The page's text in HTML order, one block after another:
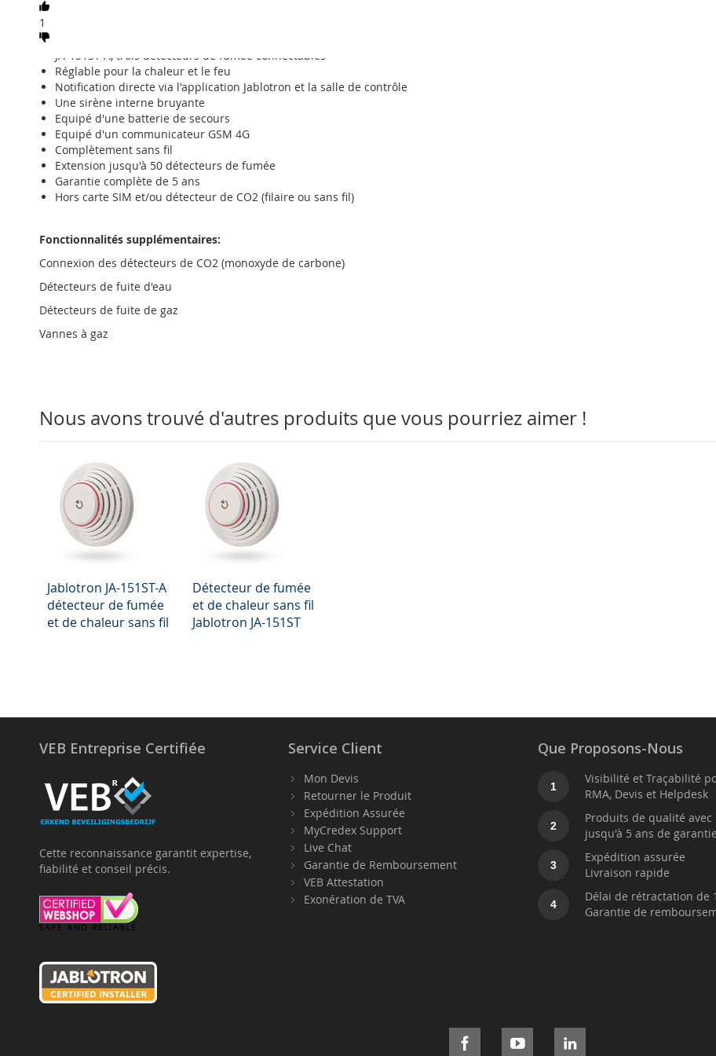
Principales caractéristiques
JA-151ST-A, trois détecteurs de fumée connectables
Réglable pour la chaleur et le feu
Notification directe via l'application Jablotron et la salle de contrôle
Une sirène interne bruyante
Equipé d'une batterie de secours
Equipé d'un communicateur GSM 4G
Complètement sans fil
Extension jusqu'à 50 détecteurs de fumée
Garantie complète de 5 ans
Hors carte SIM et/ou détecteur de CO2 (filaire ou sans fil)
Fonctionnalités supplémentaires:
Connexion des détecteurs de CO2 (monoxyde de carbone)
Détecteurs de fuite d'eau
Détecteurs de fuite de gaz
Vannes à gaz
1
Nous avons trouvé d'autres produits que vous pourriez aimer !
Jablotron JA-151ST-A
détecteur de fumée
et de chaleur sans fil
Détecteur de fumée
et de chaleur sans fil
Jablotron JA-151ST
VEB Entreprise Certifiée
Cette reconnaissance garantit expertise,
fiabilité et conseil précis.
Service Client
Mon Devis
Retourner le Produit
Expédition Assurée
MyCredex Support
Live Chat
Garantie de Remboursement
VEB Attestation
Exonération de TVA
Que Proposons-Nous
1
Visibilité et Traçabilité
RMA, Devis et Helpdesk
2
Produits de qualité avec
jusqu'à 5 ans de garantie
3
Expédition assurée
Livraison rapide
4
Délai de rétractation de
Garantie de